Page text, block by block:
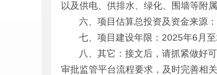
以及供电、供排水、绿化、围墙等附
六、项目估算总投资及资金来源
七、项目建设年限：2025年6月
八、其它：接文后，请抓紧做好
审批监管平台流程要求，及时完善相